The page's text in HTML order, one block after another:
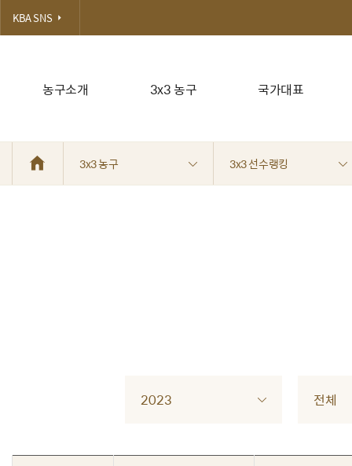
농구소개 3x3 농구 국가대표
KBA SNS
3x3 농구 3x3 선수랭킹
2023 전체